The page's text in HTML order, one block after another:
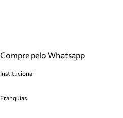
Compre pelo Whatsapp
Institucional
Cashback
Franquias